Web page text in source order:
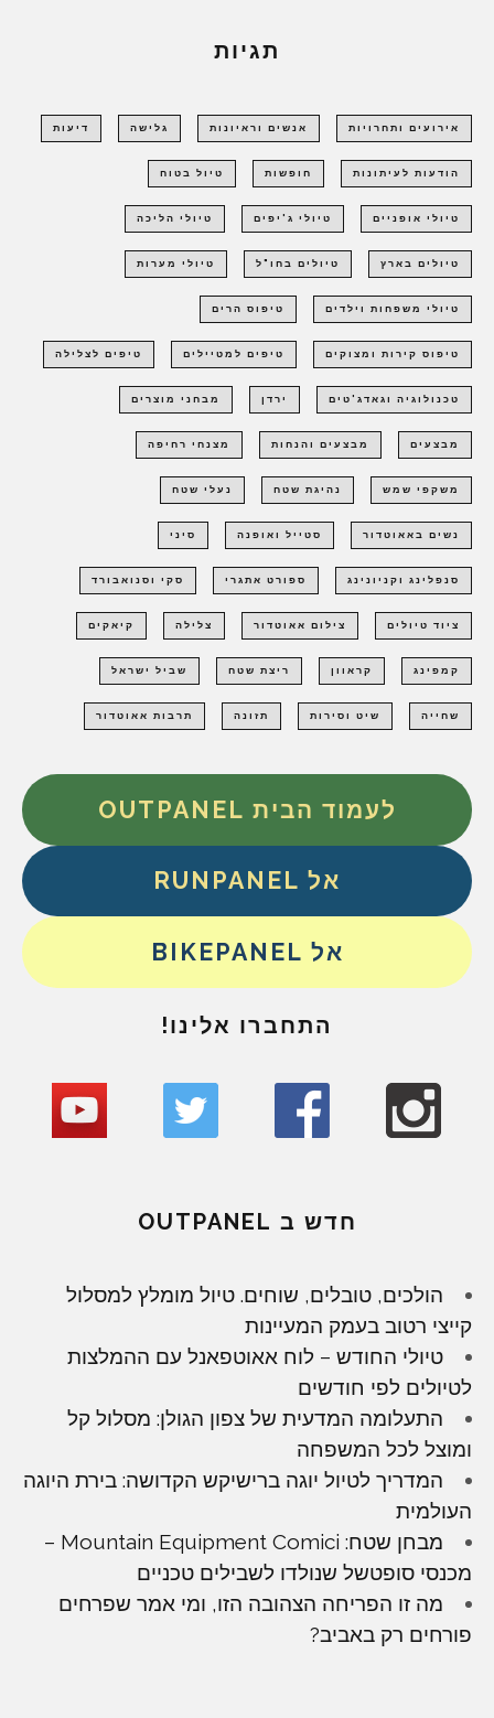
תגיות
אירועים ותחרויות אנשים וראיונות גלישה דיעות
הודעות לעיתונות חופשות טיול בטוח
טיולי אופניים טיולי ג'יפים טיולי הליכה
טיולים בארץ טיולים בחו"ל טיולי מערות
טיולי משפחות וילדים טיפוס הרים
טיפוס קירות ומצוקים טיפים למטיילים טיפים לצלילה
טכנולוגיה וגאדג'טים ירדן מבחני מוצרים
מבצעים מבצעים והנחות מצנחי רחיפה
משקפי שמש נהיגת שטח נעלי שטח
נשים באאוטדור סטייל ואופנה סיני
סנפלינג וקניונינג ספורט אתגרי סקי וסנואבורד
ציוד טיולים צילום אאוטדור צלילה קיאקים
קמפינג קראוון ריצת שטח שביל ישראל
שחייה שיט וסירות תזונה תרבות אאוטדור
לעמוד הבית OUTPANEL
אל RUNPANEL
אל BIKEPANEL
התחברו אלינו!
חדש ב OUTPANEL
הולכים, טובלים, שוחים. טיול מומלץ למסלול
קייצי רטוב בעמק המעיינות
טיולי החודש – לוח אאוטפאנל עם ההמלצות
לטיולים לפי חודשים
התעלומה המדעית של צפון הגולן: מסלול קל
ומוצל לכל המשפחה
המדריך לטיול יוגה ברישיקש הקדושה: בירת היוגה
העולמית
מבחן שטח: Mountain Equipment Comici –
מכנסי סופטשל שנולדו לשבילים טכניים
מה זו הפריחה הצהובה הזו, ומי אמר שפרחים
פורחים רק באביב?